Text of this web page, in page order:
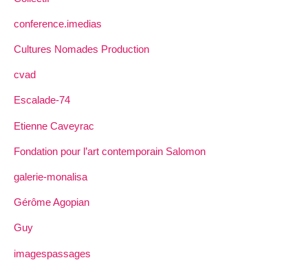
conference.imedias
Cultures Nomades Production
cvad
Escalade-74
Etienne Caveyrac
Fondation pour l’art contemporain Salomon
galerie-monalisa
Gérôme Agopian
Guy
imagespassages